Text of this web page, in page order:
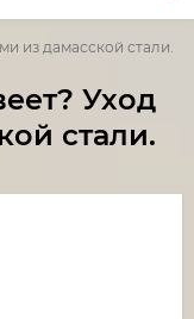
из дамасской стали.
Уход
стали.